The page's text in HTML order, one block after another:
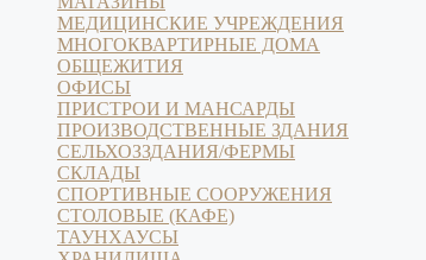
МЕДИЦИНСКИЕ УЧРЕЖДЕНИЯ
МНОГОКВАРТИРНЫЕ ДОМА
ОБЩЕЖИТИЯ
ОФИСЫ
ПРИСТРОИ И МАНСАРДЫ
ПРОИЗВОДСТВЕННЫЕ ЗДАНИЯ
СЕЛЬХОЗЗДАНИЯ/ФЕРМЫ
СКЛАДЫ
СПОРТИВНЫЕ СООРУЖЕНИЯ
СТОЛОВЫЕ (КАФЕ)
ТАУНХАУСЫ